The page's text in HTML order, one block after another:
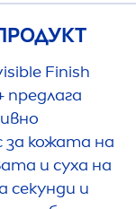
Finish
предлага
за кожата на
и суха на
секунди и